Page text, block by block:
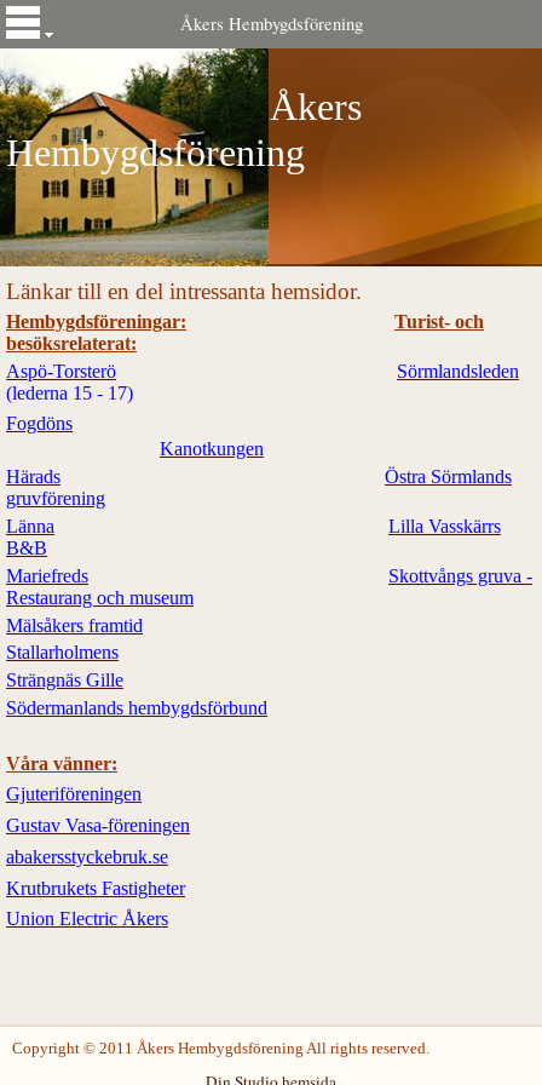
Åkers Hembygdsförening
Åkers
Hembygdsförening
Länkar till en del intressanta hemsidor.
Hembygdsföreningar:
Turist- och
besöksrelaterat:
Aspö-Torsterö
Sörmlandsleden
(lederna 15 - 17)
Fogdöns
Kanotkungen
Härads
Östra Sörmlands
gruvförening
Länna
Lilla Vasskärrs
B&B
Mariefreds
Skottvångs gruva -
Restaurang och museum
Mälsåkers framtid
Stallarholmens
Strängnäs Gille
Södermanlands hembygdsförbund
Våra vänner:
Gjuteriföreningen
Gustav Vasa-föreningen
abakersstyckebruk.se
Krutbrukets Fastigheter
Union Electric Åkers
Copyright © 2011 Åkers Hembygdsförening All rights reserved.